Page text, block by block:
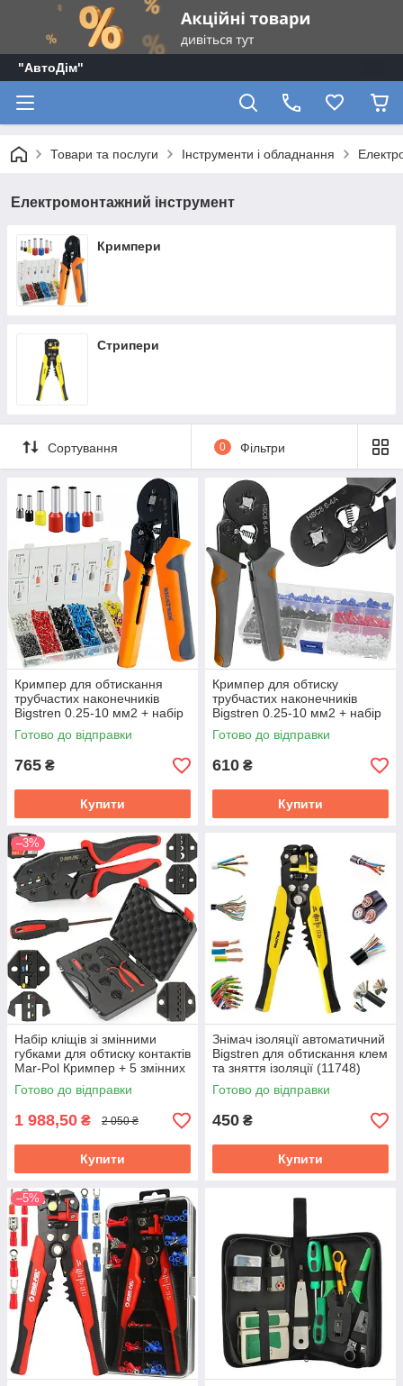
"АвтоДім"
Товари та послуги Інструменти і обладнання
Електромонтажний інструмент
Кримпери
Стрипери
Сортування 0 Фільтри
Кримпер для обтискання
трубчастих наконечників
Bigstren 0.25-10 мм2 + набір
наконечників 1200 шт (22717)
Готово до відправки
765 ₴
Купити
Кримпер для обтиску
трубчастих наконечників
Bigstren 0.25-10 мм2 + набір
наконечників 500 шт (23271)
Готово до відправки
610 ₴
Купити
–3%
Набір кліщів зі змінними
губками для обтиску контактів
Mar-Pol Кримпер + 5 змінних
матриць в кейсі (M49533)
Готово до відправки
1 988,50 ₴ 2 050 ₴
Купити
Знімач ізоляції автоматичний
Bigstren для обтискання клем
та зняття ізоляції (11748)
Готово до відправки
450 ₴
Купити
–5%